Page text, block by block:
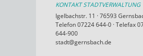
KONTAKT STADTVERWALTUNG
Igelbachstr. 11 · 76593
Telefon 07224 644-0 · Telefax
644-900
stadt@gernsbach.de